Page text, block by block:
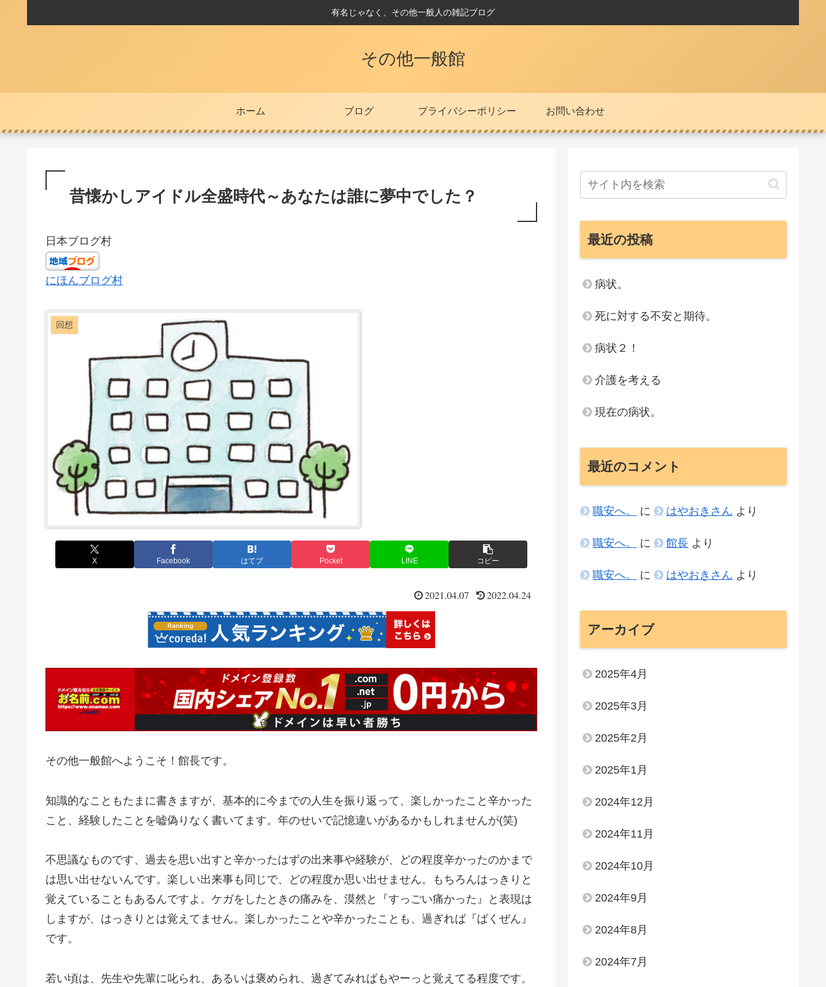
有名じゃなく、その他一般人の雑記ブログ
その他一般館
ホーム ブログ プライバシーポリシー お問い合わせ
昔懐かしアイドル全盛時代～あなたは誰に夢中でした？
日本ブログ村
にほんブログ村
回想
X Facebook はてブ Pocket LINE コピー
2021.04.07 2022.04.24
その他一般館へようこそ！館長です。
知識的なこともたまに書きますが、基本的に今までの人生を振り返って、楽しかったこと辛かった
こと、経験したことを嘘偽りなく書いてます。年のせいで記憶違いがあるかもしれませんが(笑)
不思議なものです、過去を思い出すと辛かったはずの出来事や経験が、どの程度辛かったのかまで
は思い出せないんです。楽しい出来事も同じで、どの程度か思い出せません。もちろんはっきりと
覚えていることもあるんですよ。ケガをしたときの痛みを、漠然と『すっごい痛かった』と表現は
しますが、はっきりとは覚えてません。楽しかったことや辛かったことも、過ぎれば『ばくぜん』
です。
若い頃は、先生や先輩に叱られ、あるいは褒められ、過ぎてみればもやーっと覚えてる程度です。
最近の投稿
病状。
死に対する不安と期待。
病状２！
介護を考える
現在の病状。
最近のコメント
職安へ。 に はやおきさん より
職安へ。 に 館長 より
職安へ。 に はやおきさん より
アーカイブ
2025年4月
2025年3月
2025年2月
2025年1月
2024年12月
2024年11月
2024年10月
2024年9月
2024年8月
2024年7月